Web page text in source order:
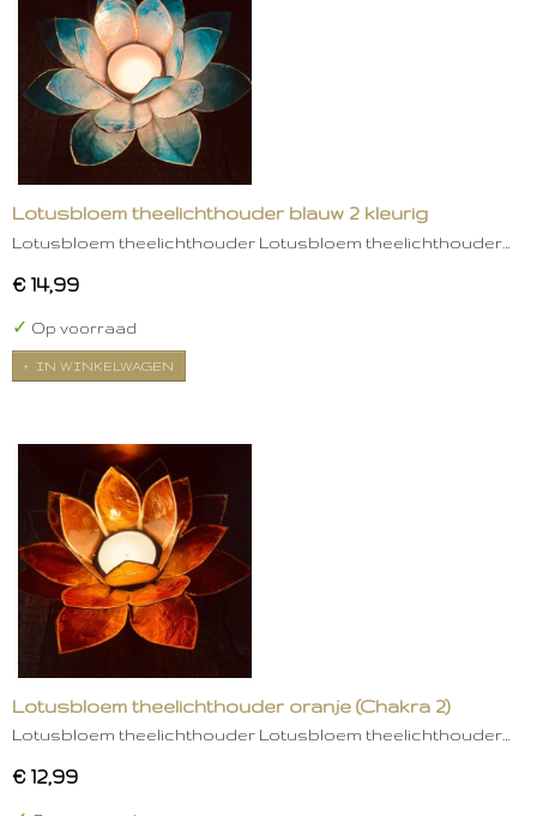
Lotusbloem theelichthouder blauw 2 kleurig
Lotusbloem theelichthouder Lotusbloem theelichthouder…
€ 14,99
✓ Op voorraad
IN WINKELWAGEN
Lotusbloem theelichthouder oranje (Chakra 2)
Lotusbloem theelichthouder Lotusbloem theelichthouder…
€ 12,99